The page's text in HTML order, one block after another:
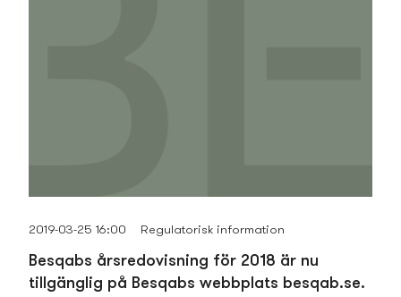
2019-03-25 16:00 Regulatorisk information
Besqabs årsredovisning för 2018 är nu
tillgänglig på Besqabs webbplats besqab.se.